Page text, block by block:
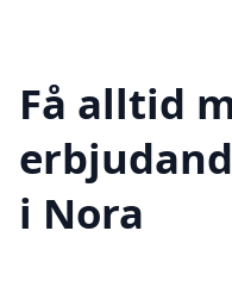
Få alltid
i Nora